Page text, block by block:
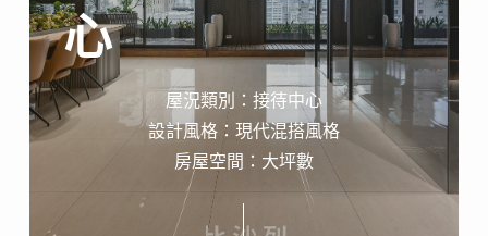
心
屋況類別：接待中心
設計風格：現代混搭風格
房屋空間：大坪數